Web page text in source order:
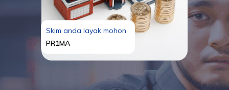
Skim anda layak mohon
PR1MA